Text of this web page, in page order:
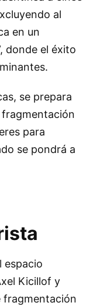
al
en un
donde el éxito
se prepara
fragmentación
para
se pondrá a
espacio
Kicillof y
fragmentación